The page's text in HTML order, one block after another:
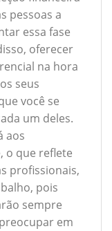
pessoas a
essa fase
oferecer
na hora
seus
você se
um deles.
aos
o que reflete
profissionais,
pois
sempre
em